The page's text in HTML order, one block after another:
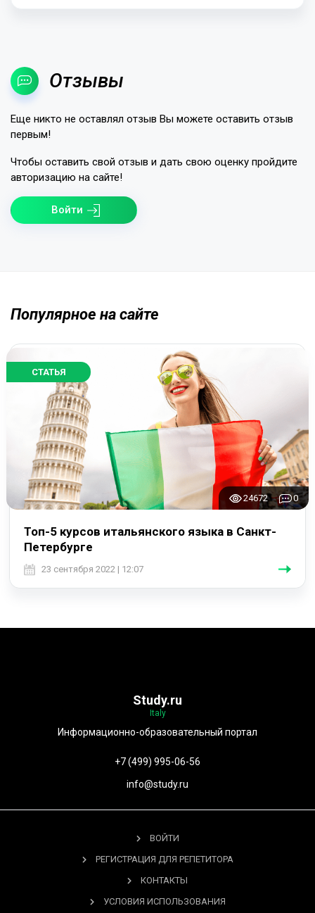
Отзывы
Еще никто не оставлял отзыв Вы можете оставить отзыв
первым!
Чтобы оставить свой отзыв и дать свою оценку пройдите
авторизацию на сайте!
Войти
Популярное на сайте
СТАТЬЯ
24672 0
Топ-5 курсов итальянского языка в Санкт-
Петербурге
23 сентября 2022 | 12:07
Study.ru
Italy
Информационно-образовательный портал
+7 (499) 995-06-56
info@study.ru
ВОЙТИ
РЕГИСТРАЦИЯ ДЛЯ РЕПЕТИТОРА
КОНТАКТЫ
УСЛОВИЯ ИСПОЛЬЗОВАНИЯ